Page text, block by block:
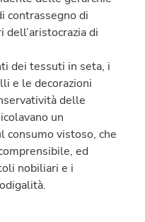
contrassegno di
di
dei tessuti in seta, i
e le decorazioni
delle
un
consumo vistoso, che
ed
nobiliari e i